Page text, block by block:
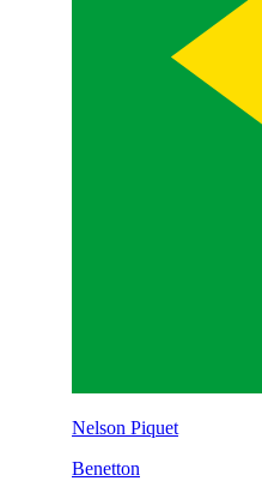
Nelson Piquet
Benetton